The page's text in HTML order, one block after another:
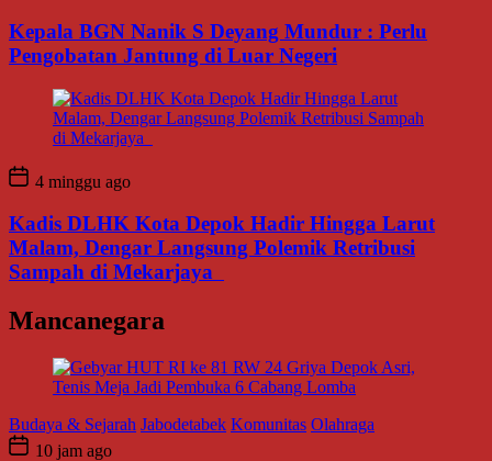
Kepala BGN Nanik S Deyang Mundur : Perlu
Pengobatan Jantung di Luar Negeri
4 minggu ago
Kadis DLHK Kota Depok Hadir Hingga Larut
Malam, Dengar Langsung Polemik Retribusi
Sampah di Mekarjaya
Mancanegara
Budaya & Sejarah Jabodetabek Komunitas Olahraga
10 jam ago